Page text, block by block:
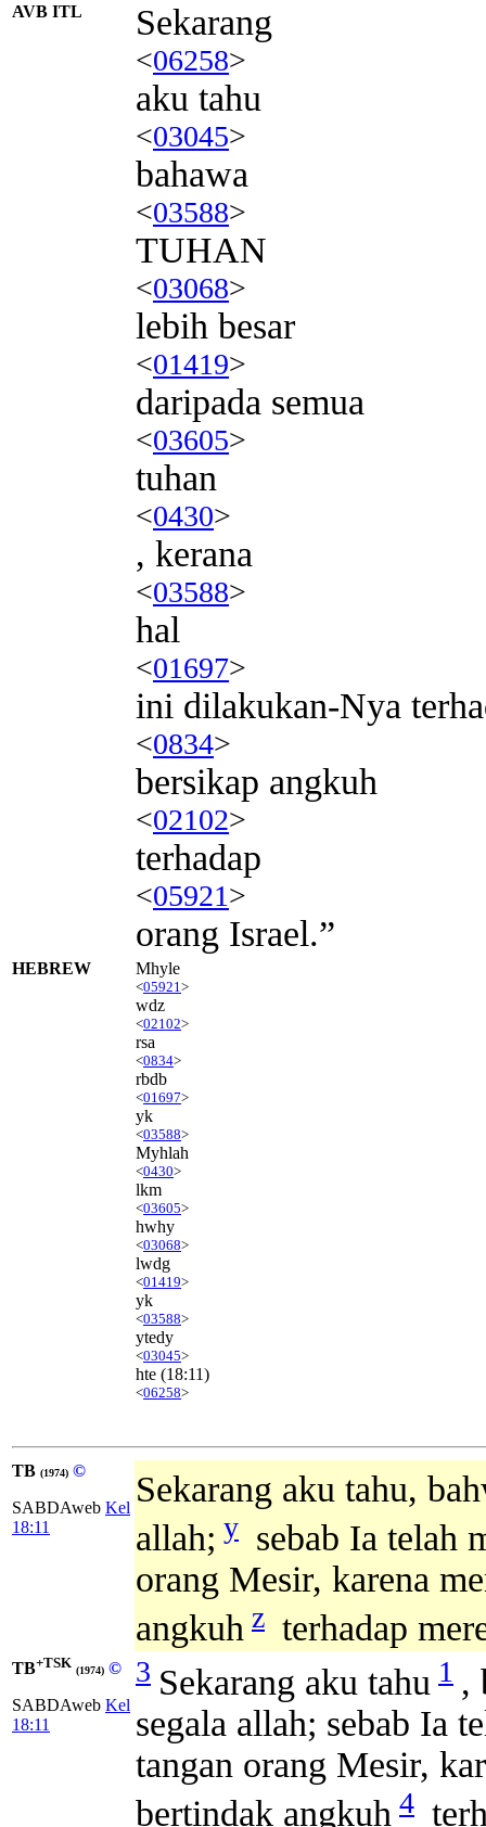
AVB ITL Sekarang
<06258>
aku tahu
<03045>
bahawa
<03588>
TUHAN
<03068>
lebih besar
<01419>
daripada semua
<03605>
tuhan
<0430>
, kerana
<03588>
hal
<01697>
ini dilakukan-Nya
<0834>
bersikap angkuh
<02102>
terhadap
<05921>
orang Israel.”
HEBREW Mhyle
<05921 >
wdz
<02102>
rsa
<0834>
rbdb
<01697>
yk
<03588>
Myhlah
<0430>
lkm
<03605>
hwhy
<03068>
lwdg
<01419>
yk
<03588>
ytedy
<03045>
hte (18:11)
<06258>
TB (1974) ©
SABDAweb Kel
18:11
Sekarang aku tahu,
allah; y sebab Ia telah
orang Mesir, karena
angkuh z terhadap
TB+TSK (1974) ©
SABDAweb Kel
18:11
3 Sekarang aku tahu 1 ,
segala allah; sebab Ia
tangan orang Mesir,
bertindak angkuh 4